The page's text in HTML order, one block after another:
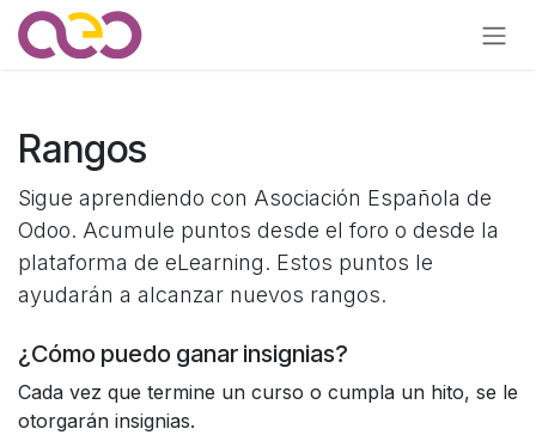
Ir al contenido
Rangos
Sigue aprendiendo con Asociación Española de
Odoo. Acumule puntos desde el foro o desde la
plataforma de eLearning. Estos puntos le
ayudarán a alcanzar nuevos rangos.
¿Cómo puedo ganar insignias?
Cada vez que termine un curso o cumpla un hito, se le
otorgarán insignias.